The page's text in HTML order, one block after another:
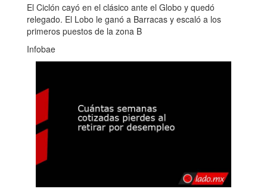
El Ciclón cayó en el clásico ante el Globo y quedó
relegado. El Lobo le ganó a Barracas y escaló a los
primeros puestos de la zona B
Infobae